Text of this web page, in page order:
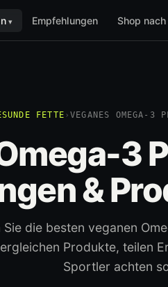
Empfehlungen Shop
FETTE ›VEGANES OMEGA-3
3
&
Sie die besten veganen
Produkte, teilen
Sportler achten